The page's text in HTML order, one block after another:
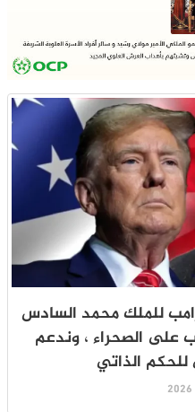
للملك محمد السادس
على الصحراء ، وندعم
للحكم الذاتي